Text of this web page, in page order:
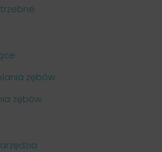
zębów
zębów